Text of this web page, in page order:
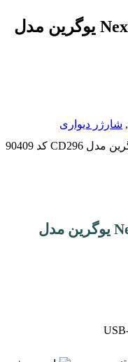
شارژر دیواری 65 وات Nexode یوگرین مدل
, شارژر دیواری
شارژر دیواری 65 وات Nexode یوگرین مدل